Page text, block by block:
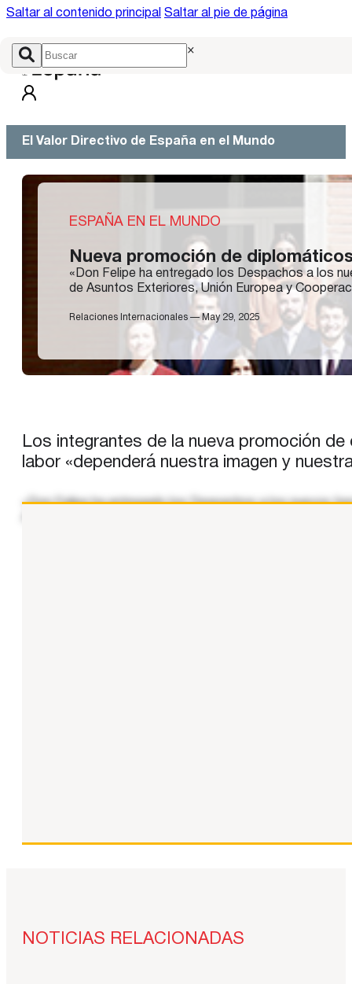
Saltar al contenido principal Saltar al pie de página
×
El Valor Directivo de España en el Mundo
ESPAÑA EN EL MUNDO
Nueva promoción de
«Don Felipe ha entregado los Despachos a los
de Asuntos Exteriores, Unión Europea y
Relaciones Internacionales — May 29, 2025
Los integrantes de la nueva promoción
labor «dependerá nuestra imagen y
«Don Felipe ha entregado los Despachos a los nuevos
NOTICIAS RELACIONADAS